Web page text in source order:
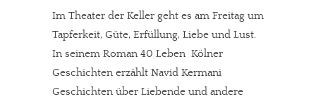
Im Theater der Keller geht es am Freitag um
Tapferkeit, Güte, Erfüllung, Liebe und Lust.
In seinem Roman 40 Leben  Kölner
Geschichten erzählt Navid Kermani
Geschichten über Liebende und andere